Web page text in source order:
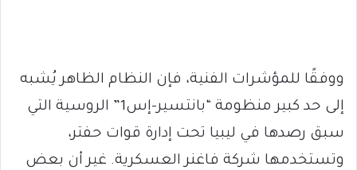
ووفقًا للمؤشرات الفنية، فإن النظام الظاهر يُشبه
إلى حد كبير منظومة “بانتسير-إس1” الروسية التي
سبق رصدها في ليبيا تحت إدارة قوات حفتر،
وتستخدمها شركة فاغنر العسكرية. غير أن بعض